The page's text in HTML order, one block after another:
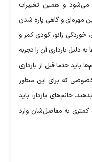
می‌شود و همین تغییرات
و گاهی پاره شدن
خوردگی زانو، گودی کمر و
دلیل بارداری آن را تجربه
باید حتما قبل از بارداری
که برای این منظور
خانم‌های باردار، باید
کمتری به مفاصل‌شان وارد